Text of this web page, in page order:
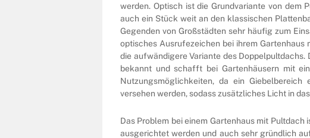
werden. Optisch ist die Grundvariante von dem
auch ein Stück weit an den klassischen
Gegenden von Großstädten sehr häufig zum
optisches Ausrufezeichen bei ihrem
die aufwändigere Variante des
bekannt und schafft bei Gartenhäusern mit
Nutzungsmöglichkeiten, da ein
versehen werden, sodass zusätzliches Licht in
Das Problem bei einem Gartenhaus mit
ausgerichtet werden und auch sehr gründlich